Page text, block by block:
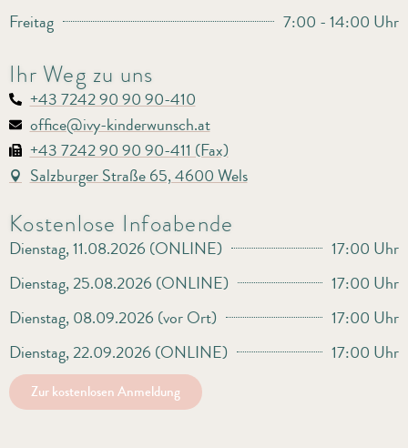
Freitag
7:00 - 14:00 Uhr
Ihr Weg zu uns
+43 7242 90 90 90-410
office@ivy-kinderwunsch.at
+43 7242 90 90 90-411 (Fax)
Salzburger Straße 65, 4600 Wels
Kostenlose Infoabende
Dienstag, 11.08.2026 (ONLINE)
17:00 Uhr
Dienstag, 25.08.2026 (ONLINE)
17:00 Uhr
Dienstag, 08.09.2026 (vor Ort)
17:00 Uhr
Dienstag, 22.09.2026 (ONLINE)
17:00 Uhr
Zur kostenlosen Anmeldung